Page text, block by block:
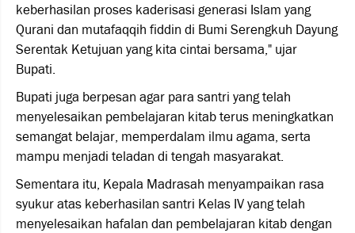
keberhasilan proses kaderisasi generasi Islam yang
Qurani dan mutafaqqih fiddin di Bumi Serengkuh Dayung
Serentak Ketujuan yang kita cintai bersama," ujar
Bupati.
Bupati juga berpesan agar para santri yang telah
menyelesaikan pembelajaran kitab terus meningkatkan
semangat belajar, memperdalam ilmu agama, serta
mampu menjadi teladan di tengah masyarakat.
Sementara itu, Kepala Madrasah menyampaikan rasa
syukur atas keberhasilan santri Kelas IV yang telah
menyelesaikan hafalan dan pembelajaran kitab dengan